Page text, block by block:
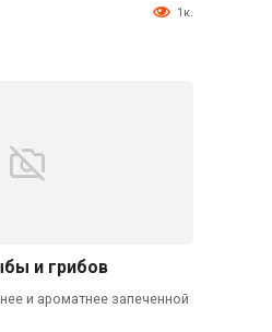
1к.
и грибов
и ароматнее запеченной